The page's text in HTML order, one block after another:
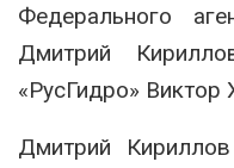
Федерального
Дмитрий
«РусГидро» Виктор
Дмитрий